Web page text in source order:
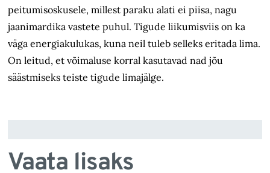
peitumisoskusele, millest paraku alati ei piisa, nagu
jaanimardika vastete puhul. Tigude liikumisviis on ka
väga energiakulukas, kuna neil tuleb selleks eritada lima.
On leitud, et võimaluse korral kasutavad nad jõu
säästmiseks teiste tigude limajälge.
Vaata lisaks